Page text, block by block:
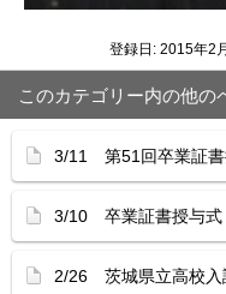
登録日: 2015年2
このカテゴリー内の他の
3/11 第51回卒業証書
3/10 卒業証書授与式
2/26 茨城県立高校入